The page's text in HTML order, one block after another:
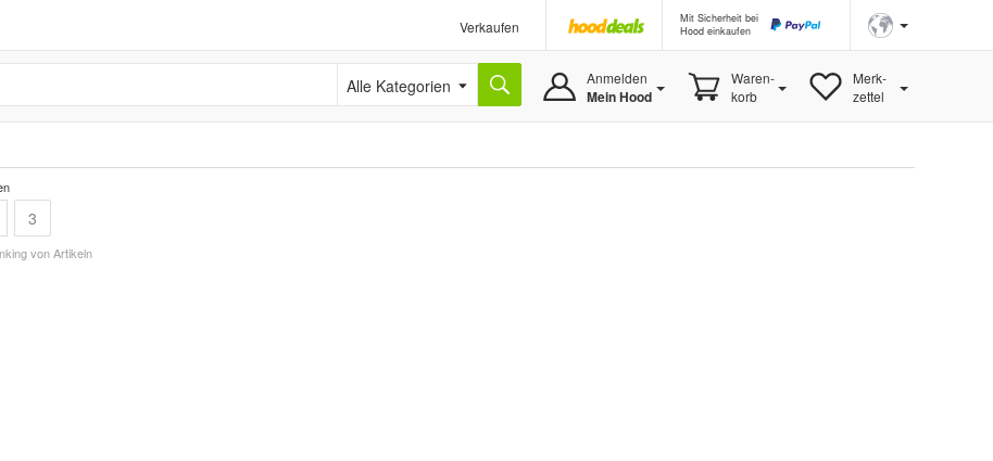
Verkaufen
Mit Sicherheit bei
Hood einkaufen
Alle Kategorien Anmelden
Mein Hood
Waren-
korb
Merk-
zettel
3
von Artikeln